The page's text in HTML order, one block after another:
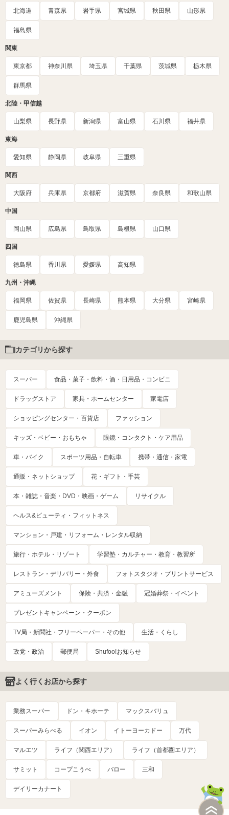
北海道 青森県 岩手県 宮城県 秋田県 山形県
福島県
関東
東京都 神奈川県 埼玉県 千葉県 茨城県 栃木県
群馬県
北陸・甲信越
山梨県 長野県 新潟県 富山県 石川県 福井県
東海
愛知県 静岡県 岐阜県 三重県
関西
大阪府 兵庫県 京都府 滋賀県 奈良県 和歌山県
中国
岡山県 広島県 鳥取県 島根県 山口県
四国
徳島県 香川県 愛媛県 高知県
九州・沖縄
福岡県 佐賀県 長崎県 熊本県 大分県 宮崎県
鹿児島県 沖縄県
カテゴリから探す
スーパー 食品・菓子・飲料・酒・日用品・コンビニ
ドラッグストア 家具・ホームセンター 家電店
ショッピングセンター・百貨店 ファッション
キッズ・ベビー・おもちゃ 眼鏡・コンタクト・ケア用品
車・バイク スポーツ用品・自転車 携帯・通信・家電
通販・ネットショップ 花・ギフト・手芸
本・雑誌・音楽・DVD・映画・ゲーム リサイクル
ヘルス&ビューティ・フィットネス
マンション・戸建・リフォーム・レンタル収納
旅行・ホテル・リゾート 学習塾・カルチャー・教育・教習所
レストラン・デリバリー・外食 フォトスタジオ・プリントサービス
アミューズメント 保険・共済・金融 冠婚葬祭・イベント
プレゼントキャンペーン・クーポン
TV局・新聞社・フリーペーパー・その他 生活・くらし
政党・政治 郵便局 Shufoo!お知らせ
よく行くお店から探す
業務スーパー ドン・キホーテ マックスバリュ
スーパーみらべる イオン イトーヨーカドー 万代
マルエツ ライフ（関西エリア） ライフ（首都圏エリア）
サミット コープこうべ バロー 三和
デイリーカナート